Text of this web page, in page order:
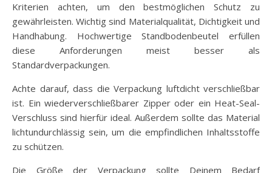
Kriterien achten, um den bestmöglichen Schutz zu
gewährleisten. Wichtig sind Materialqualität, Dichtigkeit und
Handhabung. Hochwertige Standbodenbeutel erfüllen
diese Anforderungen meist besser als
Standardverpackungen.
Achte darauf, dass die Verpackung luftdicht verschließbar
ist. Ein wiederverschließbarer Zipper oder ein Heat-Seal-
Verschluss sind hierfür ideal. Außerdem sollte das Material
lichtundurchlässig sein, um die empfindlichen Inhaltsstoffe
zu schützen.
Die Größe der Verpackung sollte Deinem Bedarf